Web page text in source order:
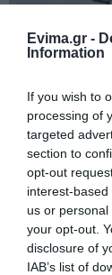
Evima.gr -
Information
If you wish to
processing of
targeted
section to
opt-out
interest-
us or
your opt-out.
disclosure of
IAB’s list of
Πάτρα:
ημερών –
Νεογνών
Αρχίζουν τα
κλειστό
08.08.2026 | 15:40
Φωτιά στη
μέτρα
ζητά η ΠΣτΕ
της Εύβοιας:
κάθε μέρα
Σοβαρή